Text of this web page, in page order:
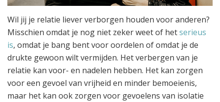
Wil jij je relatie liever verborgen houden voor anderen?
Misschien omdat je nog niet zeker weet of hetserieus
is, omdat je bang bent voor oordelen of omdat je de
drukte gewoon wilt vermijden. Het verbergen van je
relatie kan voor- en nadelen hebben. Het kan zorgen
voor een gevoel van vrijheid en minder bemoeienis,
maar het kan ook zorgen voor gevoelens van isolatie